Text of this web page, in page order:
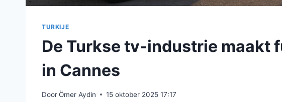
TURKIJE
De Turkse tv-industrie maakt
in Cannes
DoorÖmer Aydin 15 oktober 2025 17:17